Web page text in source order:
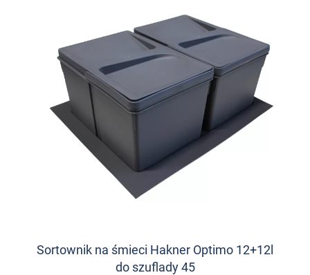
Sortownik na śmieci Hakner Optimo 12+12l
do szuflady 45